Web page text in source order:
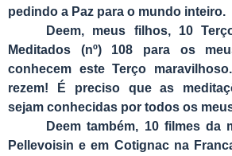
pedindo a Paz para o mundo inteiro.
Deem, meus filhos, 10
Meditados (nº) 108 para os
conhecem este Terço
rezem! É preciso que as
sejam conhecidas por todos os
Deem também, 10 filmes da
Pellevoisin e em Cotignac na